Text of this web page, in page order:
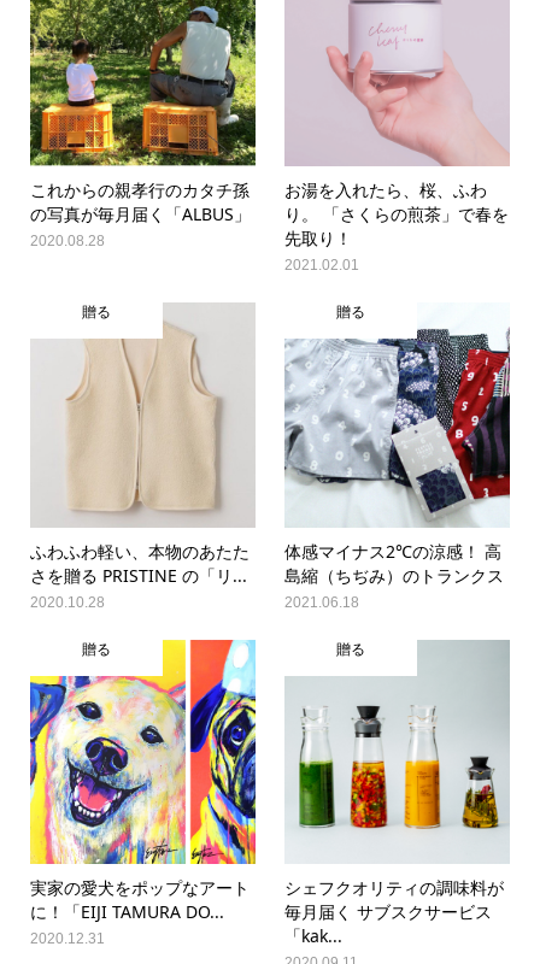
これからの親孝行のカタチ孫
の写真が毎月届く「ALBUS」
2020.08.28
お湯を入れたら、桜、ふわ
り。 「さくらの煎茶」で春を
先取り！
2021.02.01
贈る
ふわふわ軽い、本物のあたた
さを贈る PRISTINE の「リ...
2020.10.28
贈る
体感マイナス2℃の涼感！ 高
島縮（ちぢみ）のトランクス
2021.06.18
贈る
実家の愛犬をポップなアート
に！「EIJI TAMURA DO...
2020.12.31
贈る
シェフクオリティの調味料が
毎月届く サブスクサービス
「kak...